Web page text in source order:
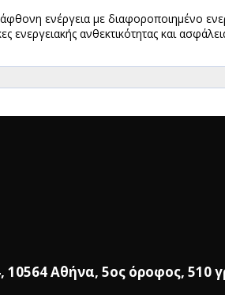
ενέργεια με διαφοροποιημένο
ανθεκτικότητας και
10564 Αθήνα, 5ος όροφος, 510